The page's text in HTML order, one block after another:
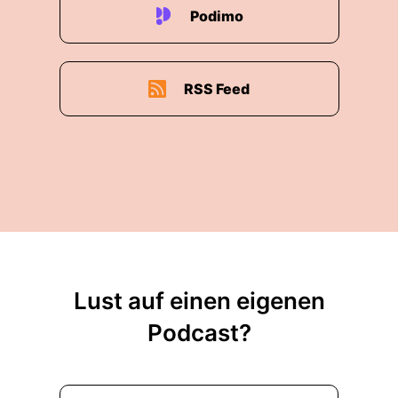
00:02:48: Tomate schneiden Mozzarella
Olivenöl bei Silikum fertig.
00:02:53: Und trotzdem steht das Ding seit
00:03:07: klingt sofort nach Urlaub, nach Capri.
Podimo
RSS Feed
Lust auf einen eigenen
Podcast?